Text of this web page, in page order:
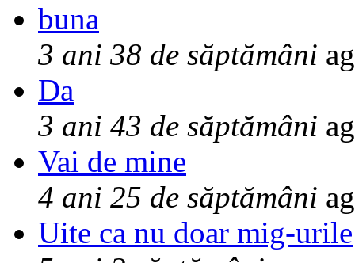
buna
3 ani 38 de săptămâni
Da
3 ani 43 de săptămâni
Vai de mine
4 ani 25 de săptămâni
Uite ca nu doar mig-urile